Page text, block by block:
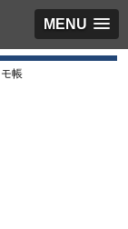
MENU
帳